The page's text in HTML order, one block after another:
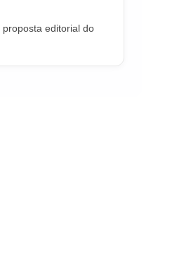
editorial do